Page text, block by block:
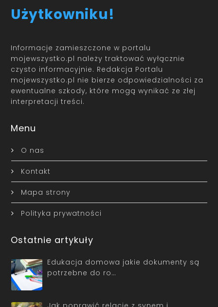
Użytkowniku!
Informacje zamieszczone w portalu
mojewszystko.pl należy traktować wyłącznie
czysto informacyjnie. Redakcja Portalu
mojewszystko.pl nie bierze odpowiedzialności za
ewentualne szkody, które mogą wynikać ze złej
interpretacji treści.
Menu
O nas
Kontakt
Mapa strony
Polityka prywatności
Ostatnie artykuły
Edukacja domowa jakie dokumenty są
potrzebne do ro…